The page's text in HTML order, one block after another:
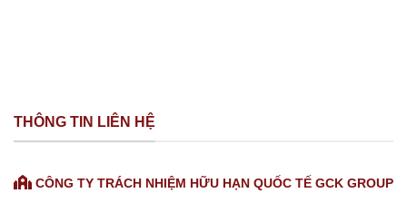
THÔNG TIN LIÊN HỆ
CÔNG TY TRÁCH NHIỆM HỮU HẠN QUỐC TẾ GCK GROUP